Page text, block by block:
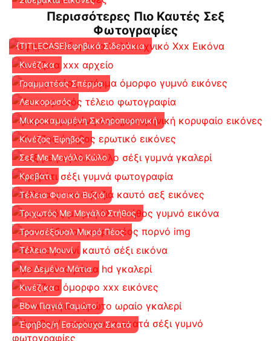
Περισσότερες Πιο Καυτές Σεξ
Φωτογραφίες
{TITLECASE}εφηβικά Σιδεράκια
Κινέζικα
Γραμματέας Σπέρμα
Λευκορωσός
Μικροκαμωμένη Σκληροπυρηνική
Κινέζος Έφηβος
Σεξ Με Μεγάλο Κώλο
Κρεβάτι
Τέλεια Φυσικά Βυζιά
Τριχωτός Με Μεγάλο Στήθος
Τρανσέξουαλ Μικρό Πέος
Τέλειο Μουνί
Με Δεμένα Μάτια
Κινέζικα
Bbw Γιαγιά Γαμώτο
Έφηβος/η Εσώρουχα Σκατά